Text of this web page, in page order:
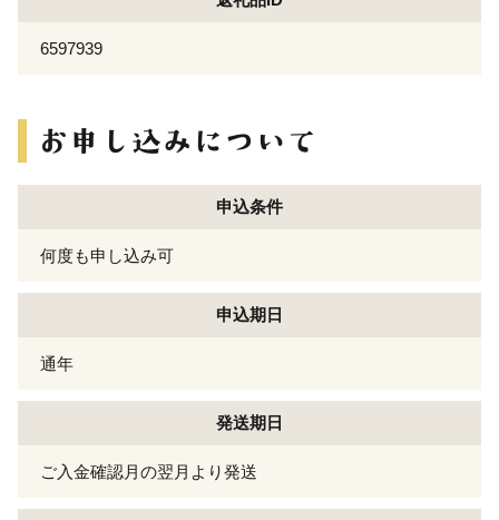
6597939
申込条件
何度も申し込み可
申込期日
通年
発送期日
ご入金確認月の翌月より発送